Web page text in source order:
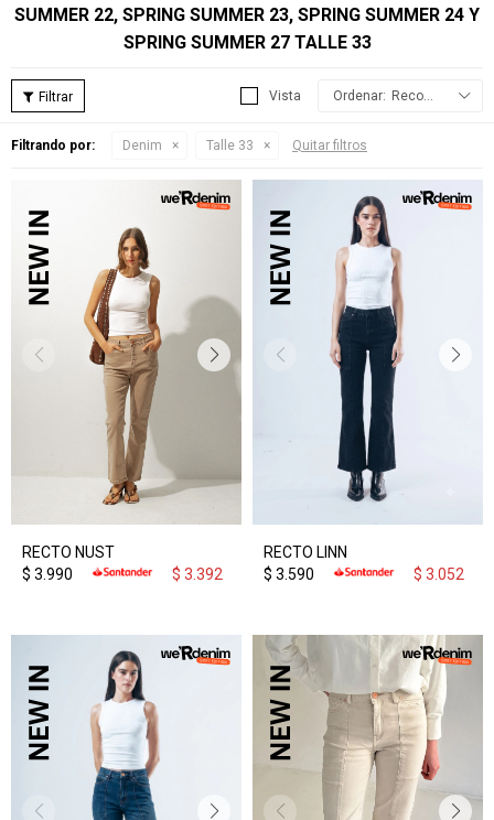
SUMMER 22, SPRING SUMMER 23, SPRING SUMMER 24 Y
SPRING SUMMER 27 TALLE 33
Recomendados
Filtrando por: Denim Talle 33 Quitar filtros
RECTO NUST
$ 3.990 $ 3.392
RECTO LINN
$ 3.590 $ 3.052